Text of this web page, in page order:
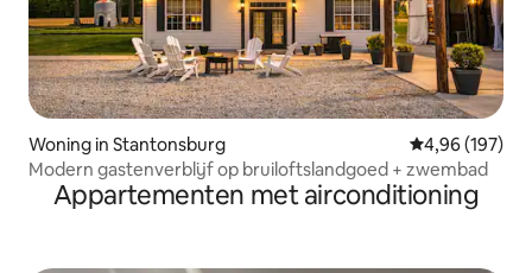
Woning in Stantonsburg Gemiddelde
4,96 (197)
Modern gastenverblijf op bruiloftslandgoed + zwembad
Appartementen met airconditioning